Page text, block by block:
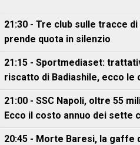
21:30 - Tre club sulle tracce
prende quota in silenzio
21:15 - Sportmediaset:
riscatto di Badiashile, ecco le
21:00 - SSC Napoli, oltre 55
Ecco il costo annuo dei sette
20:45 - Morte Baresi, la gaffe